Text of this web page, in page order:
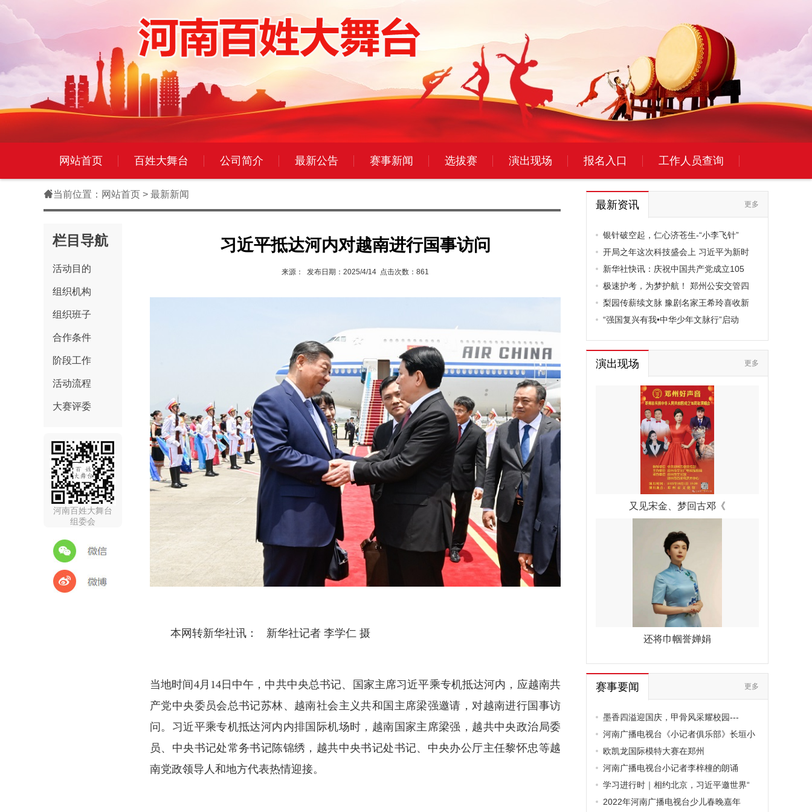
网站首页 百姓大舞台 公司简介 最新公告 赛事新闻 选拔赛 演出现场 报名入口 工作人员查询
当前位置： 网站首页 > 最新新闻
栏目导航
活动目的
组织机构
组织班子
合作条件
阶段工作
活动流程
大赛评委
河南百姓大舞台
组委会
习近平抵达河内对越南进行国事访问
来源： 发布日期：2025/4/14 点击次数：861
本网转新华社讯： 新华社记者 李学仁 摄
当地时间4月14日中午，中共中央总书记、国家主席习近平乘专机抵达河内，应越南共
产党中央委员会总书记苏林、越南社会主义共和国主席梁强邀请，对越南进行国事访
问。习近平乘专机抵达河内内排国际机场时，越南国家主席梁强，越共中央政治局委
员、中央书记处常务书记陈锦绣，越共中央书记处书记、中央办公厅主任黎怀忠等越
南党政领导人和地方代表热情迎接。
最新资讯 更多
银针破空起，仁心济苍生-“小李飞针”
开局之年这次科技盛会上 习近平为新时
新华社快讯：庆祝中国共产党成立105
极速护考，为梦护航！ 郑州公安交管四
梨园传薪续文脉 豫剧名家王希玲喜收新
“强国复兴有我•中华少年文脉行”启动
演出现场 更多
又见宋金、梦回古邓《
还将巾帼誉婵娟
赛事要闻 更多
墨香四溢迎国庆，甲骨风采耀校园---
河南广播电视台《小记者俱乐部》长垣小
欧凯龙国际模特大赛在郑州
河南广播电视台小记者李梓橦的朗诵
学习进行时｜相约北京，习近平邀世界“
2022年河南广播电视台少儿春晚嘉年